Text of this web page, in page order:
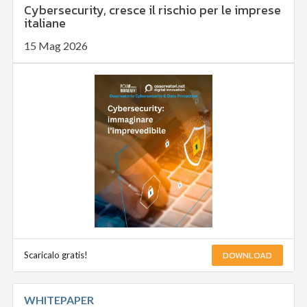
Cybersecurity, cresce il rischio per le imprese
italiane
15 Mag 2026
Scaricalo gratis! DOWNLOAD
WHITEPAPER